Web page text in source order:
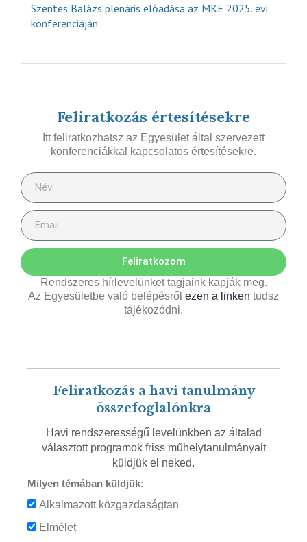
Szentes Balázs plenáris előadása az MKE 2025. évi
konferenciáján
Feliratkozás értesítésekre
Itt feliratkozhatsz az Egyesület által szervezett
konferenciákkal kapcsolatos értesítésekre.
Feliratkozom
Rendszeres hírlevelünket tagjaink kapják meg.
Az Egyesületbe való belépésről ezen a linken tudsz
tájékozódni.
Feliratkozás a havi tanulmány
összefoglalónkra
Havi rendszerességű levelünkben az általad
választott programok friss műhelytanulmányait
küldjük el neked.
Milyen témában küldjük:
Alkalmazott közgazdaságtan
Elmélet